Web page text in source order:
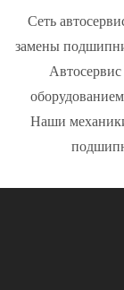
Сеть
замены
Наши